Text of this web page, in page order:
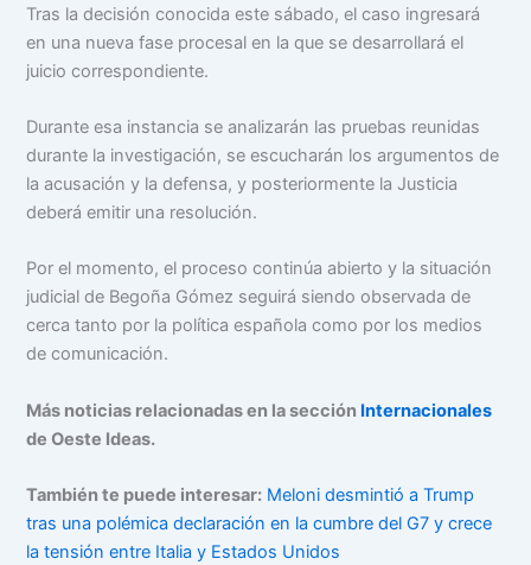
Tras la decisión conocida este sábado, el caso ingresará
en una nueva fase procesal en la que se desarrollará el
juicio correspondiente.
Durante esa instancia se analizarán las pruebas reunidas
durante la investigación, se escucharán los argumentos de
la acusación y la defensa, y posteriormente la Justicia
deberá emitir una resolución.
Por el momento, el proceso continúa abierto y la situación
judicial de Begoña Gómez seguirá siendo observada de
cerca tanto por la política española como por los medios
de comunicación.
Más noticias relacionadas en la sección Internacionales
de Oeste Ideas.
También te puede interesar: Meloni desmintió a Trump
tras una polémica declaración en la cumbre del G7 y crece
la tensión entre Italia y Estados Unidos